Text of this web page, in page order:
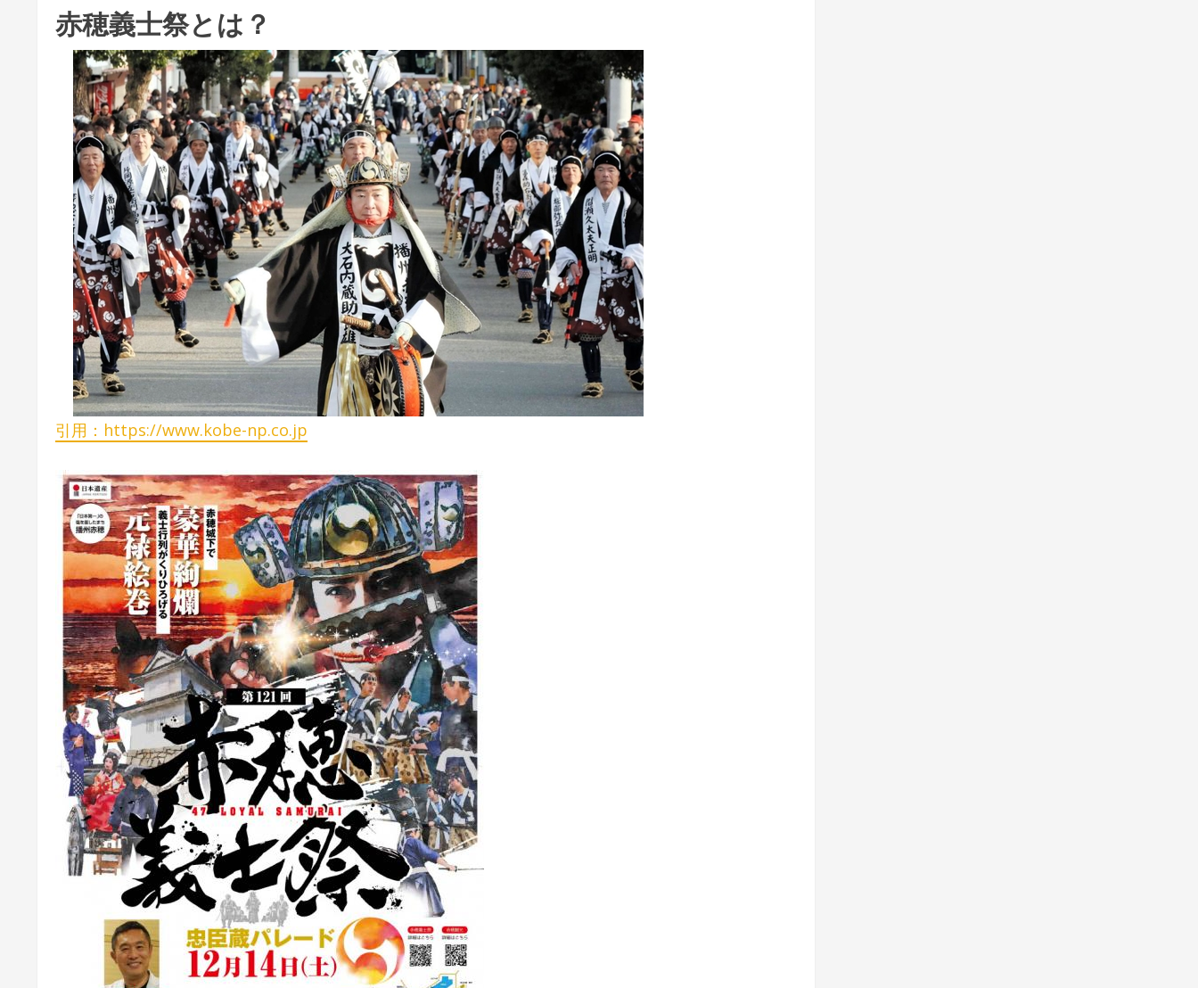
赤穂義士祭とは？
引用：https://www.kobe-np.co.jp